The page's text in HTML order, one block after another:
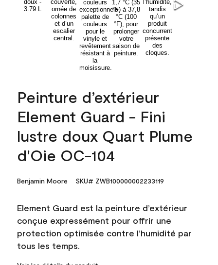
Peinture d’extérieur
Element Guard - Fini
lustre doux Quart Plume
d'Oie OC-104
Benjamin Moore SKU# ZWB100000002233119
Element Guard est la peinture d’extérieur
conçue expressément pour offrir une
protection optimisée contre l’humidité par
tous les temps.